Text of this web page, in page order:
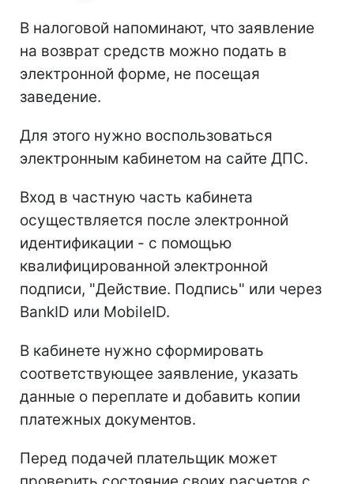
В налоговой напоминают, что заявление
на возврат средств можно подать в
электронной форме, не посещая
заведение.
Для этого нужно воспользоваться
электронным кабинетом на сайте ДПС.
Вход в частную часть кабинета
осуществляется после электронной
идентификации - с помощью
квалифицированной электронной
подписи, "Действие. Подпись" или через
BankID или MobileID.
В кабинете нужно сформировать
соответствующее заявление, указать
данные о переплате и добавить копии
платежных документов.
Перед подачей плательщик может